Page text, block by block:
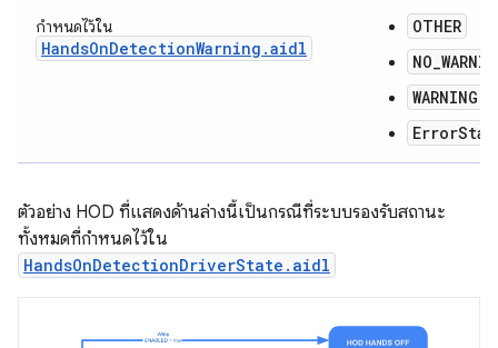
กำหนดไว้ใน
HandsOnDetectionWarning.aidl
OTHER
WARNING
ตัวอย่าง HOD ที่แสดงด้านล่างนี้เป็นกรณีที่ระบบรองรับสถานะ
ทั้งหมดที่กำหนดไว้ใน
HandsOnDetectionDriverState.aidl